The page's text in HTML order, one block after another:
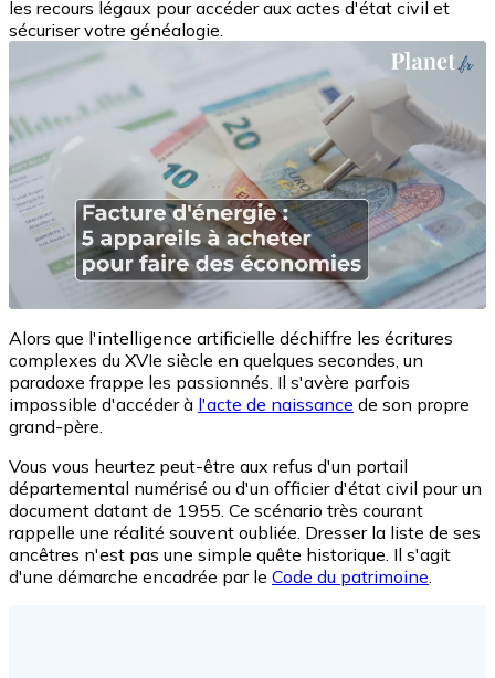
les recours légaux pour accéder aux actes d'état civil et
sécuriser votre généalogie.
Alors que l'intelligence artificielle déchiffre les écritures
complexes du XVIe siècle en quelques secondes, un
paradoxe frappe les passionnés. Il s'avère parfois
impossible d'accéder à l'acte de naissance de son propre
grand-père.
Vous vous heurtez peut-être aux refus d'un portail
départemental numérisé ou d'un officier d'état civil pour un
document datant de 1955. Ce scénario très courant
rappelle une réalité souvent oubliée. Dresser la liste de ses
ancêtres n'est pas une simple quête historique. Il s'agit
d'une démarche encadrée par le Code du patrimoine